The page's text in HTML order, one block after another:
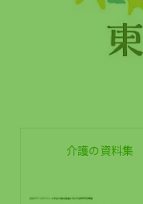
介護の資料集